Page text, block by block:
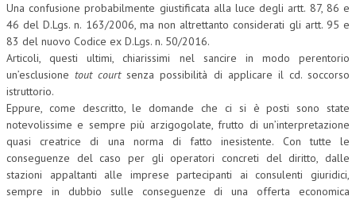
Una confusione probabilmente giustificata alla luce degli artt. 87, 86 e
46 del D.Lgs. n. 163/2006, ma non altrettanto considerati gli artt. 95 e
83 del nuovo Codice ex D.Lgs. n. 50/2016.
Articoli, questi ultimi, chiarissimi nel sancire in modo perentorio
un’esclusionetout courtsenza possibilità di applicare il cd. soccorso
istruttorio.
Eppure, come descritto, le domande che ci si è posti sono state
notevolissime e sempre più arzigogolate, frutto di un’interpretazione
quasi creatrice di una norma di fatto inesistente. Con tutte le
conseguenze del caso per gli operatori concreti del diritto, dalle
stazioni appaltanti alle imprese partecipanti ai consulenti giuridici,
sempre in dubbio sulle conseguenze di una offerta economica